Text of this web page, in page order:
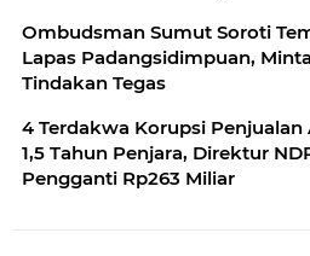
Ombudsman Sumut Soroti
Lapas Padangsidimpuan,
Tindakan Tegas
4 Terdakwa Korupsi
1,5 Tahun Penjara, Direktur
Pengganti Rp263 Miliar